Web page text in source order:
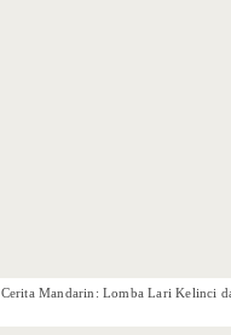
Cerita Mandarin: Lomba Lari Kelinci